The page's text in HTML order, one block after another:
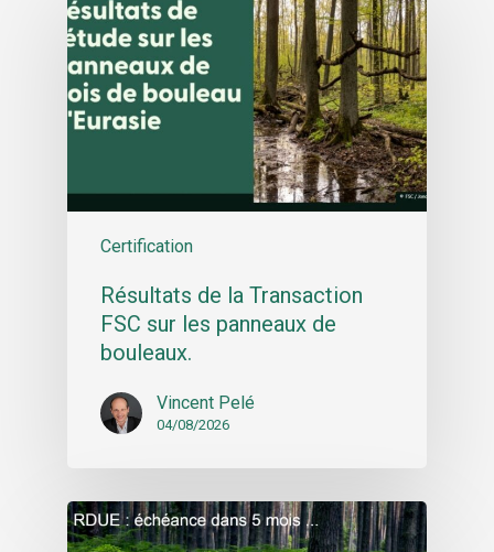
Certification
Résultats de la Transaction
FSC sur les panneaux de
bouleaux.
Vincent Pelé
04/08/2026